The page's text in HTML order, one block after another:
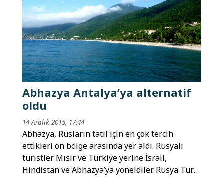
Abhazya Antalya’ya alternatif
oldu
14 Aralık 2015, 17:44
Abhazya, Rusların tatil için en çok tercih
ettikleri on bölge arasında yer aldı. Rusyalı
turistler Mısır ve Türkiye yerine İsrail,
Hindistan ve Abhazya’ya yöneldiler. Rusya Tur...